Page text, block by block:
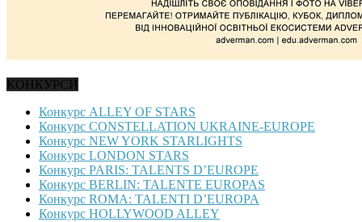
КОНКУРСИ
Конкурс ALLEY OF STARS
Конкурс CONSTELLATION UKRAINE-EUROPE
Конкурс NEW YORK STARLIGHTS
Конкурс LONDON STARS
Конкурс PARIS: TALENTS D’EUROPE
Конкурс BERLIN: TALENTE EUROPAS
Конкурс ROMA: TALENTI D’EUROPA
Конкурс HOLLYWOOD ALLEY